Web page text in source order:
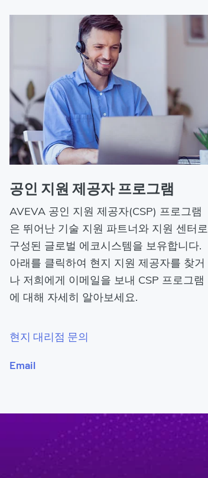
공인 지원 제공자 프로그램
AVEVA 공인 지원 제공자(CSP) 프로그램
은 뛰어난 기술 지원 파트너와 지원 센터로
구성된 글로벌 에코시스템을 보유합니다.
아래를 클릭하여 현지 지원 제공자를 찾거
나 저희에게 이메일을 보내 CSP 프로그램
에 대해 자세히 알아보세요.
현지 대리점 문의
Email